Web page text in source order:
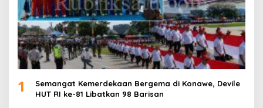
1
Semangat Kemerdekaan Bergema di Konawe, Devile
HUT RI ke-81 Libatkan 98 Barisan